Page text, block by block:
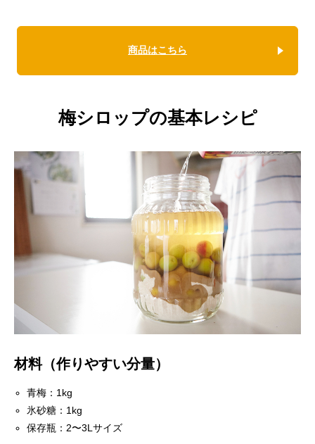
商品はこちら
梅シロップの基本レシピ
材料（作りやすい分量）
青梅：1kg
氷砂糖：1kg
保存瓶：2〜3Lサイズ